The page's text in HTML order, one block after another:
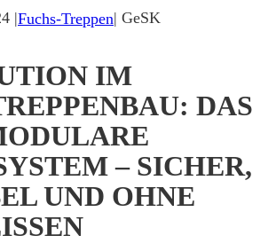
|Fuchs-Treppen| GeSK
IM
DAS
– SICHER,
UND OHNE